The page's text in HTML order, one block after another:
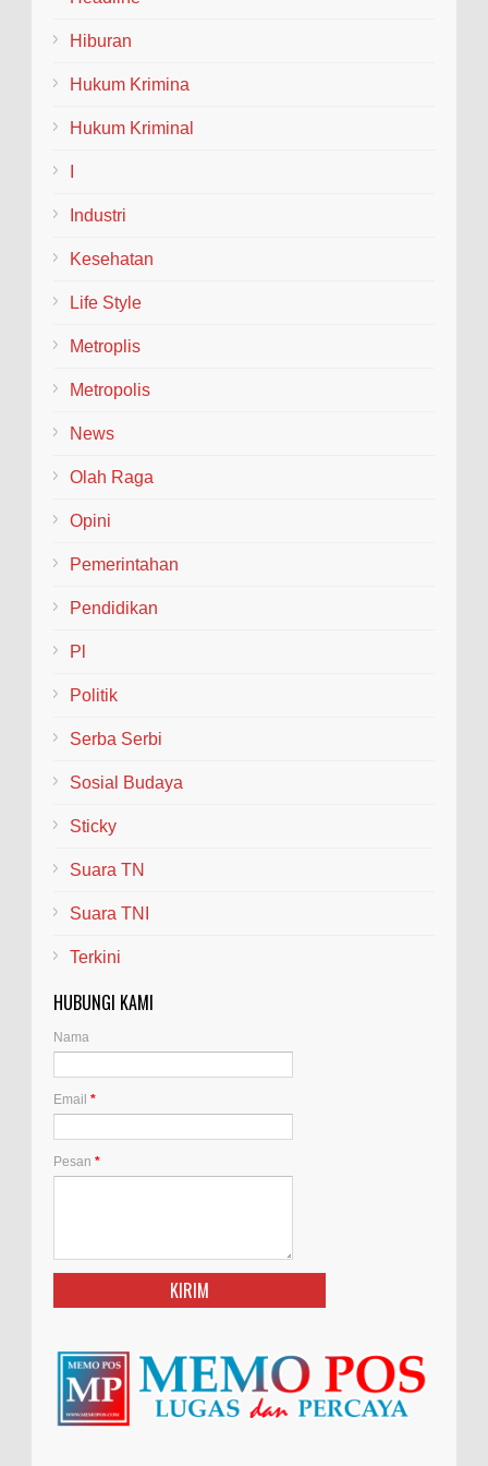
menggelar tradisi penyambutan dan pelepasan
lama...
Hiburan
Hukum Krimina
Hukum Kriminal
Industri
Kesehatan
Life Style
Metroplis
Metropolis
News
Olah Raga
Opini
Pemerintahan
Pendidikan
Pl
Politik
Serba Serbi
Sosial Budaya
Sticky
Suara TN
Suara TNI
Terkini
HUBUNGI KAMI
Nama
Email *
Pesan *